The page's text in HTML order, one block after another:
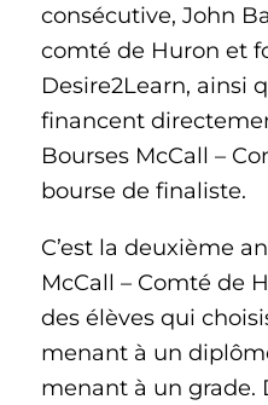
consécutive, John
comté de Huron et
Desire2Learn, ainsi
financent
Bourses McCall –
bourse de finaliste.
C’est la deuxième
McCall – Comté de
des élèves qui
menant à un
menant à un grade.